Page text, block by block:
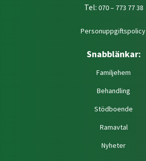
Tel: 070 – 773 77 38
Personuppgiftspolicy
Snabblänkar:
Familjehem
Behandling
Stödboende
Ramavtal
Nyheter